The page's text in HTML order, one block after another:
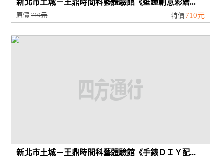
新北市土城－王鼎時間科藝體驗館《壁鐘創意彩繪...
原價710元 特價 710元
新北市土城－王鼎時間科藝體驗館《手錶ＤＩＹ配...